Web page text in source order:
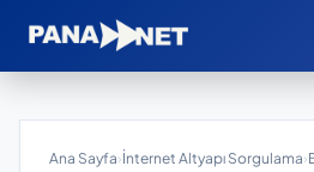
Ana Sayfa›İnternet Altyapı Sorgulama›